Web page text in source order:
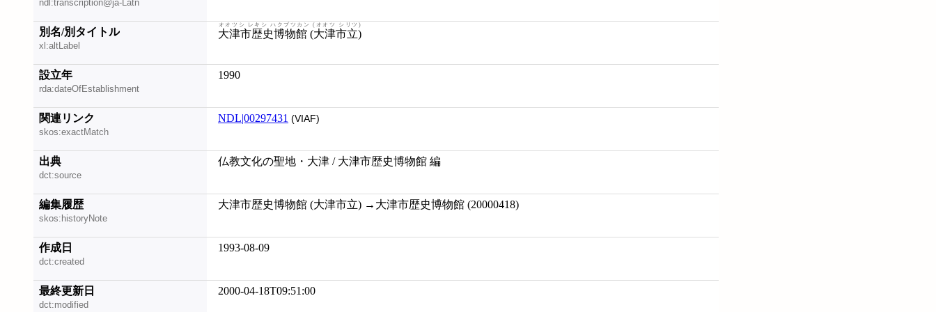
ndl:transcription@ja-Latn
別名/別タイトル
xl:altLabel
大津市歴史博物館 (大津市立)
オオツシ レキシ ハクブツカン (オオツ シリツ)
設立年
rda:dateOfEstablishment
1990
関連リンク
skos:exactMatch
NDL|00297431 (VIAF)
出典
dct:source
仏教文化の聖地・大津 / 大津市歴史博物館 編
編集履歴
skos:historyNote
大津市歴史博物館 (大津市立) →大津市歴史博物館 (20000418)
作成日
dct:created
1993-08-09
最終更新日
dct:modified
2000-04-18T09:51:00